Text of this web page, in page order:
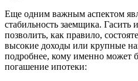
Еще одним важным аспектом
стабильность заемщика. Гасить
позволить, как правило,
высокие доходы или крупные
подробнее, кому именно может
погашение ипотеки: